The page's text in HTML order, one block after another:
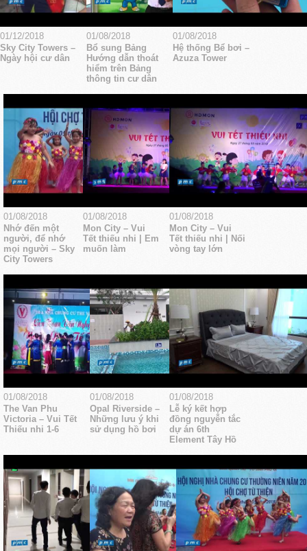
01/12/2018
Sky City Towers –
Ngày hội cư dân
01/08/2018
Bổ sung Bảng
Hướng dẫn thoát
hiểm trên Bảng
thông tin cư dân
01/08/2018
Hệ thống Bể bơi –
Azuza Tower
01/08/2018
Nhớ đến một
người, để nhớ
mọi người – Sky
City Towers
01/08/2018
Mon City – Vui
Tết thiếu nhi | Em
muốn làm
01/08/2018
Mon City – Vui
Tết thiếu nhi | Nối
vòng tay lớn
01/08/2018
The Van Phu
Victoria – Vui Tết
Thiếu nhi 1-6
01/08/2018
Opal Riverside –
Những lưu ý khi
sử dụng hồ bơi
01/08/2018
Lễ ký kết hợp
đồng nguyễn tắc
dự án 6th
Element Tây Hồ